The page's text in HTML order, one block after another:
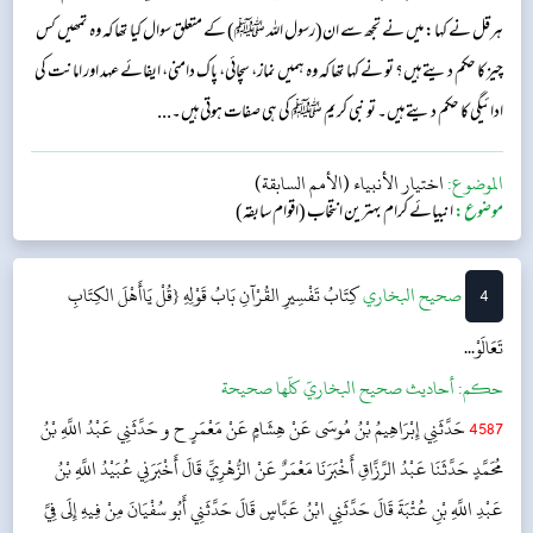
ہرقل نے کہا: میں نے تجھ سے ان(رسول اللہ ﷺ) کے متعلق سوال کیا تھا کہ وہ تمھیں کس
چیز کا حکم دیتے ہیں؟ تو نے کہا تھا کہ وہ ہمیں نماز، سچائی، پاک دامنی، ایفائے عہد اور امانت کی
ادائیگی کا حکم دیتے ہیں۔ تو نبی کریم ﷺ کی ہی صفات ہوتی ہیں۔...
الموضوع:اختيار الأنبياء (الأمم السابقة)
موضوع:انبیائے کرام بہترین انتخاب (اقوام سابقہ)
4 ‌‌صحيح البخاريكِتَابُ تَفْسِيرِ القُرْآنِبَابُ قَوْلِهِ {قُلْ يَاأَهْلَ الكِتَابِ
تَعَالَوْ...
حکم:أحاديث صحيح البخاريّ كلّها صحيحة
4587حَدَّثَنِي إِبْرَاهِيمُ بْنُ مُوسَى عَنْ هِشَامٍ عَنْ مَعْمَرٍ ح و حَدَّثَنِي عَبْدُ اللَّهِ بْنُ
مُحَمَّدٍ حَدَّثَنَا عَبْدُ الرَّزَّاقِ أَخْبَرَنَا مَعْمَرٌ عَنْ الزُّهْرِيِّ قَالَ أَخْبَرَنِي عُبَيْدُ اللَّهِ بْنُ
عَبْدِ اللَّهِ بْنِ عُتْبَةَ قَالَ حَدَّثَنِي ابْنُ عَبَّاسٍ قَالَ حَدَّثَنِي أَبُو سُفْيَانَ مِنْ فِيهِ إِلَى فِيَّ